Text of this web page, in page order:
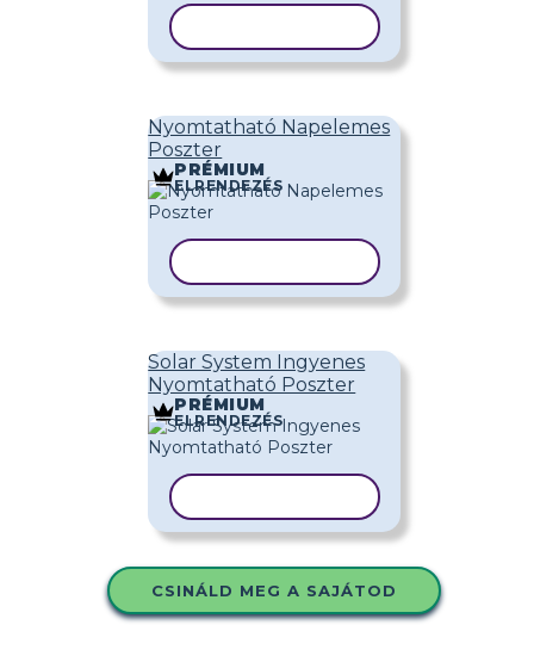
Nyomtatható Napelemes
Poszter
PRÉMIUM
ELRENDEZÉS
Solar System Ingyenes
Nyomtatható Poszter
PRÉMIUM
ELRENDEZÉS
CSINÁLD MEG A SAJÁTOD